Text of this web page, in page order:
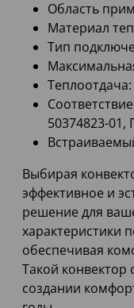
Область
Материал
Тип
50374823-01,
Выбирая
эффективное и
решение для
характеристики
обеспечивая
Такой
создании